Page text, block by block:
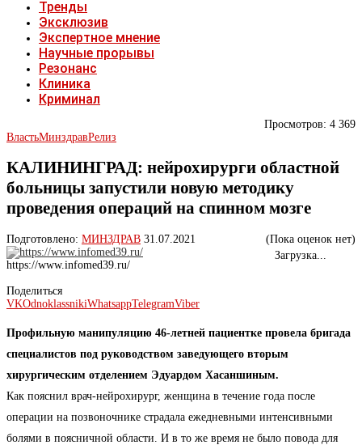
Тренды
Эксклюзив
Экспертное мнение
Научные прорывы
Резонанс
Клиника
Криминал
Просмотров: 4 369
ВластьМинздравРелиз
КАЛИНИНГРАД: нейрохирурги областной
больницы запустили новую методику
проведения операций на спинном мозге
Подготовлено: МИНЗДРАВ 31.07.2021
(Пока оценок нет)
Загрузка...
https://www.infomed39.ru/
Поделиться
VKOdnoklassnikiWhatsappTelegramViber
Профильную манипуляцию 46-летней пациентке провела бригада
специалистов под руководством заведующего вторым
хирургическим отделением Эдуардом Хасаншиным.
Как пояснил врач-нейрохирург, женщина в течение года после
операции на позвоночнике страдала ежедневными интенсивными
болями в поясничной области. И в то же время не было повода для